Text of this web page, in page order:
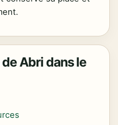
Abri dans le